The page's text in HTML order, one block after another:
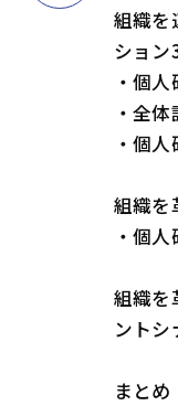
組織を
ション
・個
・全
・個
組織を
・個
組織を
ントシ
まとめ